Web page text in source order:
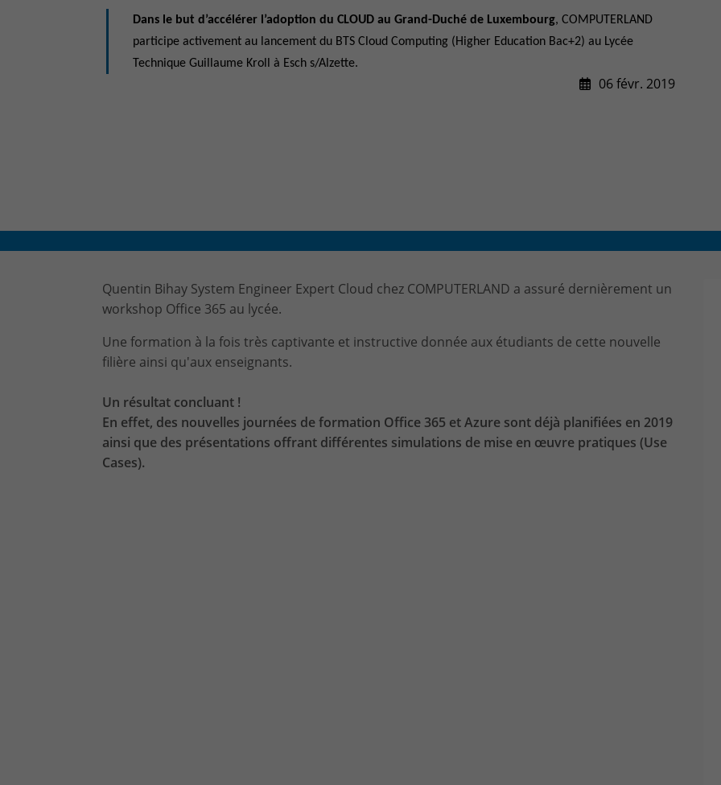
CONTACT & PLAN D'ACCES
Dans le but d’accélérer l’adoption du CLOUD au Grand-Duché de Luxembourg, COMPUTERLAND
participe activement au lancement du BTS Cloud Computing (Higher Education Bac+2) au Lycée
Technique Guillaume Kroll à Esch s/Alzette.
06 févr. 2019
Quentin Bihay System Engineer Expert Cloud chez COMPUTERLAND a assuré dernièrement un
workshop Office 365 au lycée.
Une formation à la fois très captivante et instructive donnée aux étudiants de cette nouvelle
filière ainsi qu'aux enseignants.
Un résultat concluant !
En effet, des nouvelles journées de formation Office 365 et Azure sont déjà planifiées en 2019
ainsi que des présentations offrant différentes simulations de mise en œuvre pratiques (Use
Cases).